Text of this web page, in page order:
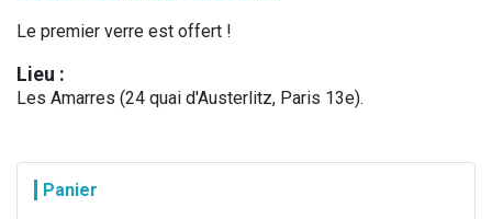
Le premier verre est offert !
Lieu :
Les Amarres (24 quai d'Austerlitz, Paris 13e).
Panier